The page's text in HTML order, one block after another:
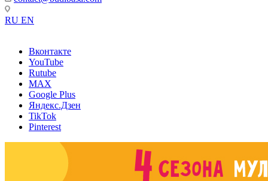
RU EN
Вконтакте
YouTube
Rutube
MAX
Google Plus
Яндекс.Дзен
TikTok
Pinterest